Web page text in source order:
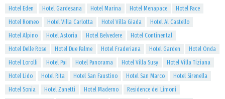
Hotel Eden
Hotel Gardesana Hotel Marina Hotel Menapace
Hotel Pace
Hotel Romeo
Hotel Villa Carlotta Hotel Villa Giada
Hotel Al Castello
Hotel Alpino
Hotel Astoria Hotel Belvedere
Hotel Continental
Hotel Delle Rose
Hotel Due Palme Hotel Fraderiana Hotel Garden
Hotel Onda
Hotel Lorolli
Hotel Pai Hotel Panorama Hotel Villa Susy
Hotel Villa Tiziana
Hotel Lido
Hotel Rita Hotel San Faustino Hotel San Marco
Hotel Sirenella
Hotel Sonia
Hotel Zanetti Hotel Maderno
Residence dei Limoni